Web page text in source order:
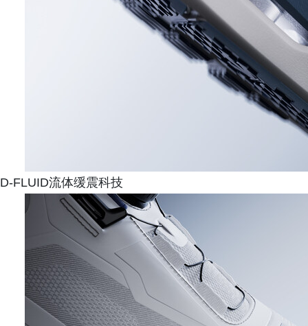
D-FLUID流体缓震科技